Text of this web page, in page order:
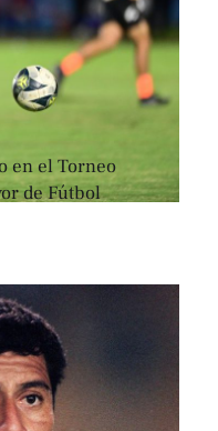
en el Torneo
de Fútbol